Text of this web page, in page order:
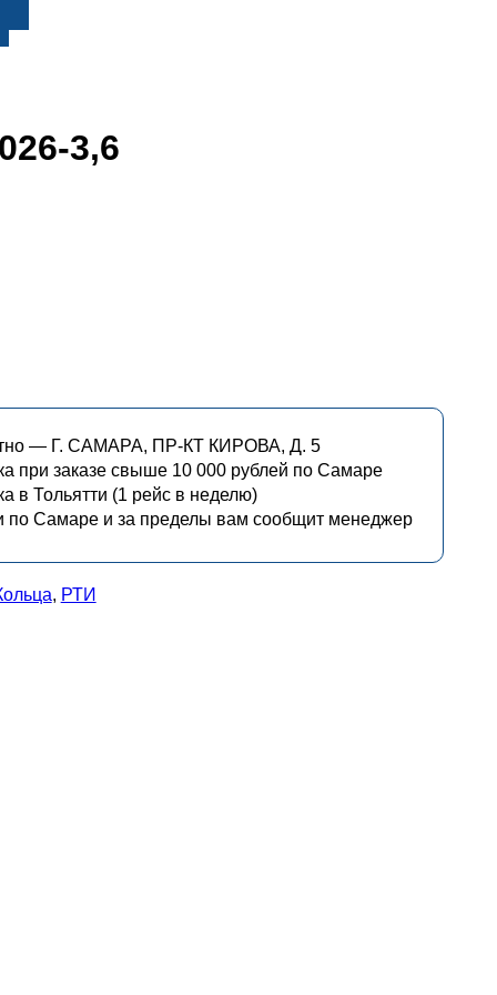
3,6
— Г. САМАРА, ПР-КТ КИРОВА, Д. 5
при заказе свыше 10 000 рублей по Самаре
в Тольятти (1 рейс в неделю)
по Самаре и за пределы вам сообщит менеджер
, РТИ